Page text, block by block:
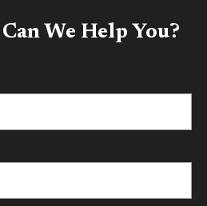
We Help You?